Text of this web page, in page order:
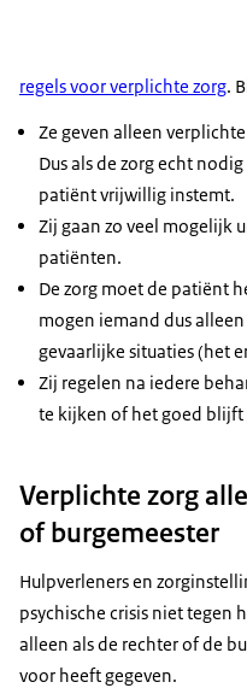
regels voor verplichte zorg.
Ze geven alleen
Dus als de zorg echt
patiënt vrijwillig instemt.
Zij gaan zo veel mogelijk
patiënten.
De zorg moet de patiënt
mogen iemand dus
gevaarlijke situaties (het
Zij regelen na iedere
te kijken of het goed
Verplichte zorg
of burgemeester
Hulpverleners en
psychische crisis niet tegen
alleen als de rechter of de
voor heeft gegeven.